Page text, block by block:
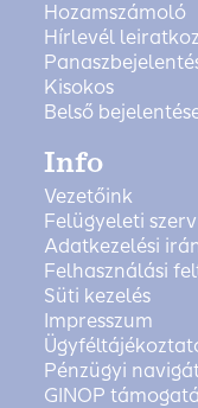
Hozamszámoló
Hírlevél
Kisokos
Belső
Info
Vezetőink
Felügyeleti szerv
Adatkezelési
Felhasználási
Süti kezelés
Impresszum
Pénzügyi
GINOP